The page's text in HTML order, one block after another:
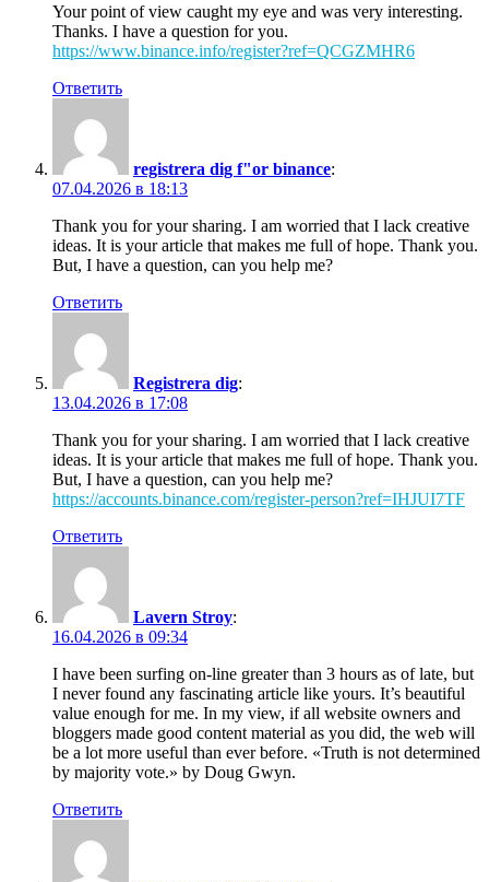
Your point of view caught my eye and was very interesting.
Thanks. I have a question for you.
https://www.binance.info/register?ref=QCGZMHR6
Ответить
registrera dig f"or binance:
07.04.2026 в 18:13
Thank you for your sharing. I am worried that I lack creative
ideas. It is your article that makes me full of hope. Thank you.
But, I have a question, can you help me?
Ответить
Registrera dig:
13.04.2026 в 17:08
Thank you for your sharing. I am worried that I lack creative
ideas. It is your article that makes me full of hope. Thank you.
But, I have a question, can you help me?
https://accounts.binance.com/register-person?ref=IHJUI7TF
Ответить
Lavern Stroy:
16.04.2026 в 09:34
I have been surfing on-line greater than 3 hours as of late, but
I never found any fascinating article like yours. It’s beautiful
value enough for me. In my view, if all website owners and
bloggers made good content material as you did, the web will
be a lot more useful than ever before. «Truth is not determined
by majority vote.» by Doug Gwyn.
Ответить